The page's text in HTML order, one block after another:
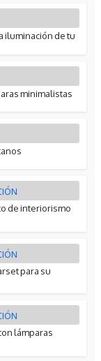
iluminación de tu
minimalistas
de interiorismo
para su
lámparas